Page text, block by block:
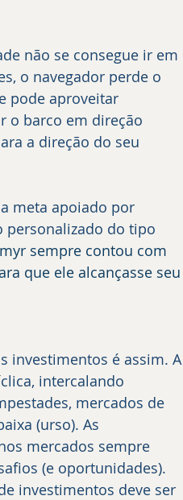
o navegador perde o
pode aproveitar
o barco em direção
a direção do seu
personalizado do tipo
sempre contou com
que ele alcançasse seu
investimentos é assim. A
intercalando
mercados de
(urso). As
mercados sempre
(e oportunidades).
investimentos deve ser